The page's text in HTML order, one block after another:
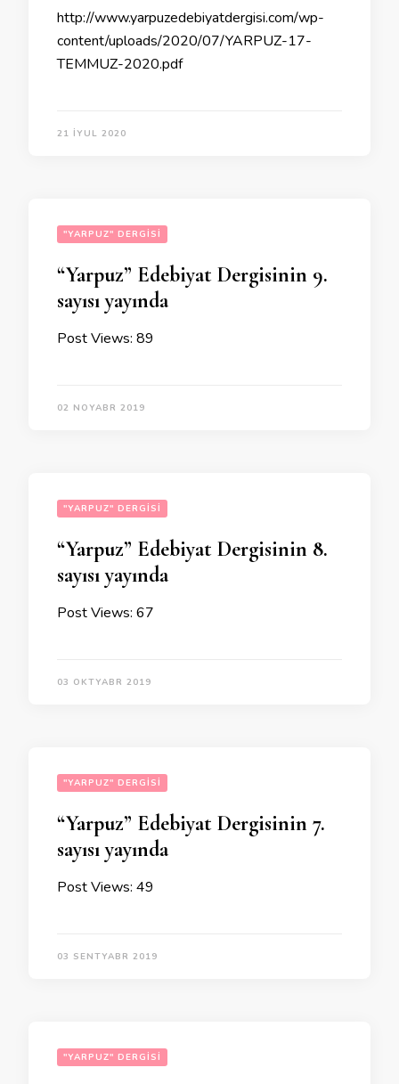
http://www.yarpuzedebiyatdergisi.com/wp-
content/uploads/2020/07/YARPUZ-17-
TEMMUZ-2020.pdf
21 İYUL 2020
"YARPUZ" DERGISI
“Yarpuz” Edebiyat Dergisinin 9.
sayısı yayında
Post Views: 89
02 NOYABR 2019
"YARPUZ" DERGISI
“Yarpuz” Edebiyat Dergisinin 8.
sayısı yayında
Post Views: 67
03 OKTYABR 2019
"YARPUZ" DERGISI
“Yarpuz” Edebiyat Dergisinin 7.
sayısı yayında
Post Views: 49
03 SENTYABR 2019
"YARPUZ" DERGISI